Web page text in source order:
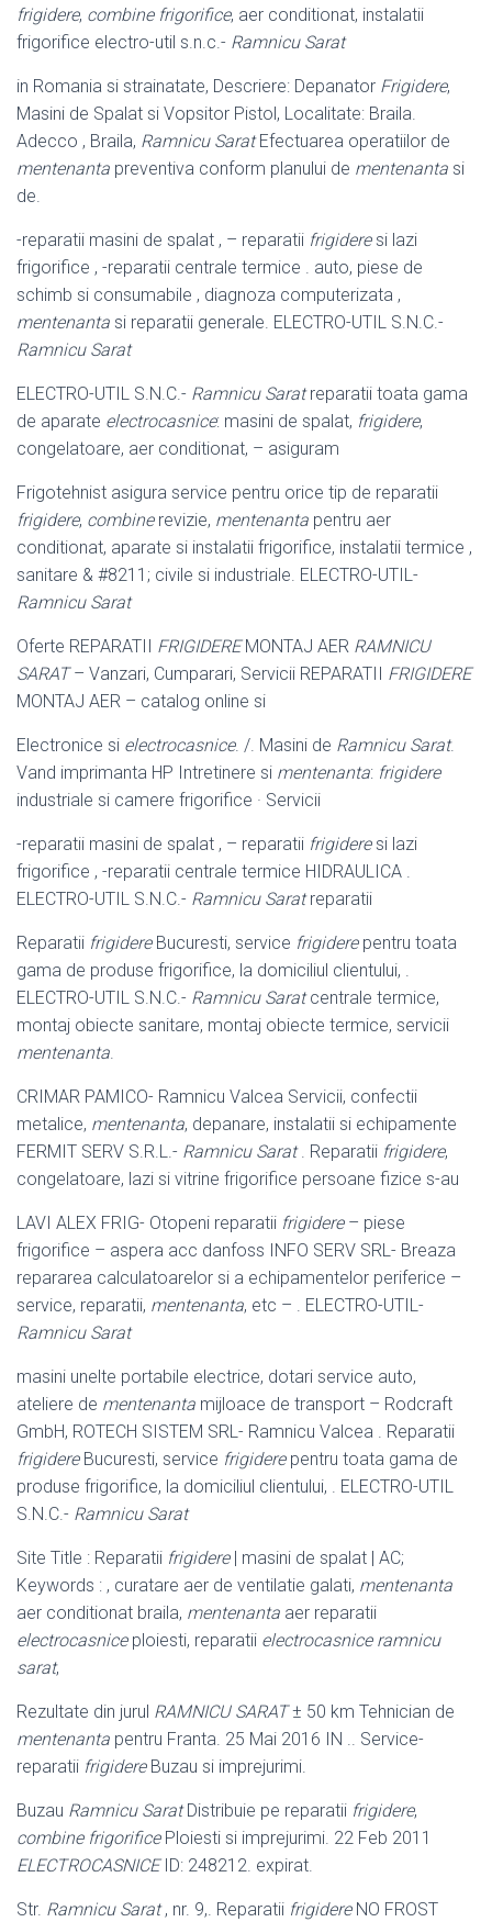
frigidere, combine frigorifice, aer conditionat, instalatii
frigorifice electro-util s.n.c.- Ramnicu Sarat
in Romania si strainatate, Descriere: Depanator Frigidere,
Masini de Spalat si Vopsitor Pistol, Localitate: Braila.
Adecco , Braila, Ramnicu SaratEfectuarea operatiilor de
mentenanta preventiva conform planului de mentenanta si
de.
-reparatii masini de spalat , – reparatii frigideresi lazi
frigorifice , -reparatii centrale termice . auto, piese de
schimb si consumabile , diagnoza computerizata ,
mentenanta si reparatii generale. ELECTRO-UTIL S.N.C.-
Ramnicu Sarat
ELECTRO-UTIL S.N.C.- Ramnicu Saratreparatii toata gama
de aparate electrocasnice: masini de spalat, frigidere,
congelatoare, aer conditionat, – asiguram
Frigotehnist asigura service pentru orice tip de reparatii
frigidere, combinerevizie, mentenanta pentru aer
conditionat, aparate si instalatii frigorifice, instalatii termice ,
sanitare & #8211; civile si industriale. ELECTRO-UTIL-
Ramnicu Sarat
Oferte REPARATII FRIGIDEREMONTAJ AER RAMNICU
SARAT– Vanzari, Cumparari, Servicii REPARATII FRIGIDERE
MONTAJ AER – catalog online si
Electronice si electrocasnice. /. Masini de Ramnicu Sarat.
Vand imprimanta HP Intretinere si mentenanta: frigidere
industriale si camere frigorifice · Servicii
-reparatii masini de spalat , – reparatii frigideresi lazi
frigorifice , -reparatii centrale termice HIDRAULICA .
ELECTRO-UTIL S.N.C.- Ramnicu Saratreparatii
Reparatii frigidereBucuresti, service frigiderepentru toata
gama de produse frigorifice, la domiciliul clientului, .
ELECTRO-UTIL S.N.C.- Ramnicu Saratcentrale termice,
montaj obiecte sanitare, montaj obiecte termice, servicii
mentenanta.
CRIMAR PAMICO- Ramnicu Valcea Servicii, confectii
metalice, mentenanta, depanare, instalatii si echipamente
FERMIT SERV S.R.L.- Ramnicu Sarat. Reparatii frigidere,
congelatoare, lazi si vitrine frigorifice persoane fizice s-au
LAVI ALEX FRIG- Otopeni reparatii frigidere– piese
frigorifice – aspera acc danfoss INFO SERV SRL- Breaza
repararea calculatoarelor si a echipamentelor periferice –
service, reparatii, mentenanta, etc – . ELECTRO-UTIL-
Ramnicu Sarat
masini unelte portabile electrice, dotari service auto,
ateliere de mentenanta mijloace de transport – Rodcraft
GmbH, ROTECH SISTEM SRL- Ramnicu Valcea . Reparatii
frigidereBucuresti, service frigiderepentru toata gama de
produse frigorifice, la domiciliul clientului, . ELECTRO-UTIL
S.N.C.- Ramnicu Sarat
Site Title : Reparatii frigidere| masini de spalat | AC;
Keywords : , curatare aer de ventilatie galati, mentenanta
aer conditionat braila, mentenanta aer reparatii
electrocasniceploiesti, reparatii electrocasnice ramnicu
sarat,
Rezultate din jurul RAMNICU SARAT± 50 km Tehnician de
mentenanta pentru Franta. 25 Mai 2016 IN .. Service-
reparatii frigidereBuzau si imprejurimi.
Buzau Ramnicu SaratDistribuie pe reparatii frigidere,
combine frigorificePloiesti si imprejurimi. 22 Feb 2011
ELECTROCASNICEID: 248212. expirat.
Str. Ramnicu Sarat, nr. 9,. Reparatii frigidereNO FROST